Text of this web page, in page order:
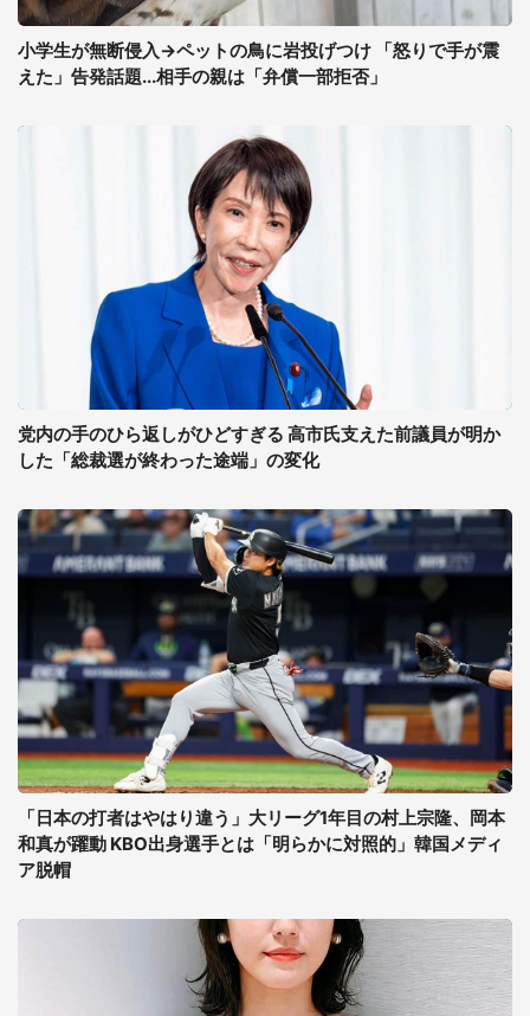
小学生が無断侵入→ペットの鳥に岩投げつけ 「怒りで手が震
えた」告発話題...相手の親は「弁償一部拒否」
党内の手のひら返しがひどすぎる 高市氏支えた前議員が明か
した「総裁選が終わった途端」の変化
「日本の打者はやはり違う」大リーグ1年目の村上宗隆、岡本
和真が躍動 KBO出身選手とは「明らかに対照的」韓国メディ
ア脱帽